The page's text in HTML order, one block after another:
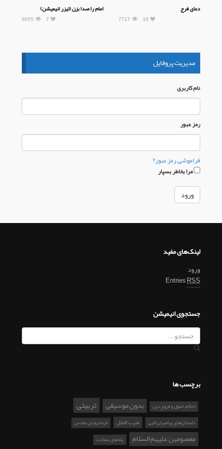
دعای فرج
7717 16
امام را صدا بزن (تیزر انیمیشن)
6055 7
مدیریت پروفایل
نام كاربری
رمز عبور
فراموشی رمز عبور؟
مرا بخاطر بسپار
لینک‌های مفید
ورود
EntriesRSS
جستجوی انیمیشن
برچسب ها
احکام، اصول و فروع دین بدون موسیقی تربیتی
داستان‌های پیامبران الهی ضرب المثل فرمانروایان مقدس
معصومین علیهم السلام پله‌های سعادت